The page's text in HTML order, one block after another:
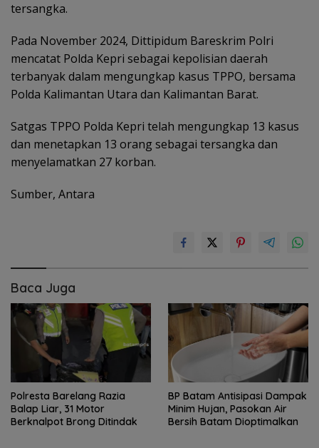
tersangka.
Pada November 2024, Dittipidum Bareskrim Polri
mencatat Polda Kepri sebagai kepolisian daerah
terbanyak dalam mengungkap kasus TPPO, bersama
Polda Kalimantan Utara dan Kalimantan Barat.
Satgas TPPO Polda Kepri telah mengungkap 13 kasus
dan menetapkan 13 orang sebagai tersangka dan
menyelamatkan 27 korban.
Sumber, Antara
Baca Juga
Polresta Barelang Razia
Balap Liar, 31 Motor
Berknalpot Brong Ditindak
BP Batam Antisipasi Dampak
Minim Hujan, Pasokan Air
Bersih Batam Dioptimalkan